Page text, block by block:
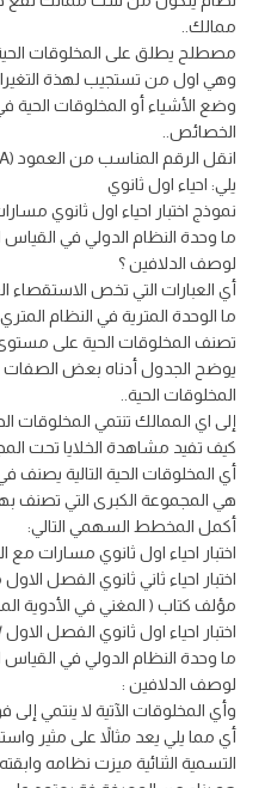
ممالك..
مصطلح يطلق على المخلوقات
وهي اول من تستجيب لهذة
وضع الأشياء أو المخلوقات
الخصائص..
يلي: احياء اول ثانوي
نموذج اختبار احياء اول ثانوي
ما وحدة النظام الدولي في
لوصف الدلافين ؟
أي العبارات التي تخص الاستقصاء
ما الوحدة المترية في النظام
تصنف المخلوقات الحية على مستوى
يوضح الجدول أدناه بعض
المخلوقات الحية..
إلى اي الممالك تنتمي المخلوقات
كيف تفيد مشاهدة الخلايا تحت
أي المخلوقات الحية التالية يصنف
هي المجموعة الكبرى التي تصنف
أكمل المخطط السهمي التالي:
اختبار احياء اول ثانوي مسارات مع
اختبار احياء ثاني ثانوي الفصل الاول
مؤلف كتاب ( المغني في الأدوية
اختبار احياء اول ثانوي الفصل الاول ١٤٤٧
ما وحدة النظام الدولي في
لوصف الدلافين :
وأي المخلوقات الآتية لا ينتمي إلى
أي مما يلي يعد مثالاً على مثير
التسمية الثنائية ميزت نظامه